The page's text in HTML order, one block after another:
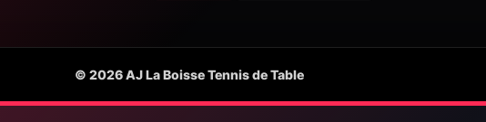
© 2026 AJ La Boisse Tennis de Table